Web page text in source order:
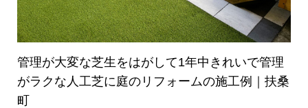
管理が大変な芝生をはがして1年中きれいで管理
がラクな人工芝に庭のリフォームの施工例｜扶桑
町